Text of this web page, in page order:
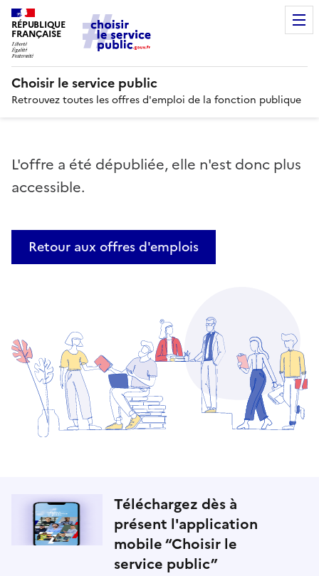
RÉPUBLIQUE
FRANÇAISE
Choisir le service public
Retrouvez toutes les offres d'emploi de la fonction publique
L'offre a été dépubliée, elle n'est donc plus
accessible.
Retour aux offres d'emplois
Téléchargez dès à
présent l'application
mobile “Choisir le
service public”